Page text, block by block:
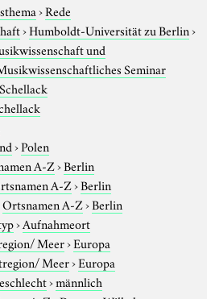
›Rede
›Humboldt-Universität zu Berlin›
und
Seminar
Schellack
›Polen
A-Z›Berlin
A-Z›Berlin
Ortsnamen A-Z›Berlin
›Aufnahmeort
Meer›Europa
Meer›Europa
›männlich